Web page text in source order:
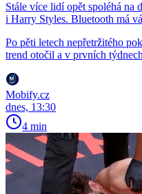
Stále více lidí opět spoléhá na
i Harry Styles. Bluetooth má
Po pěti letech nepřetržitého
trend otočil a v prvních
Mobify.cz
dnes, 13:30
4 min